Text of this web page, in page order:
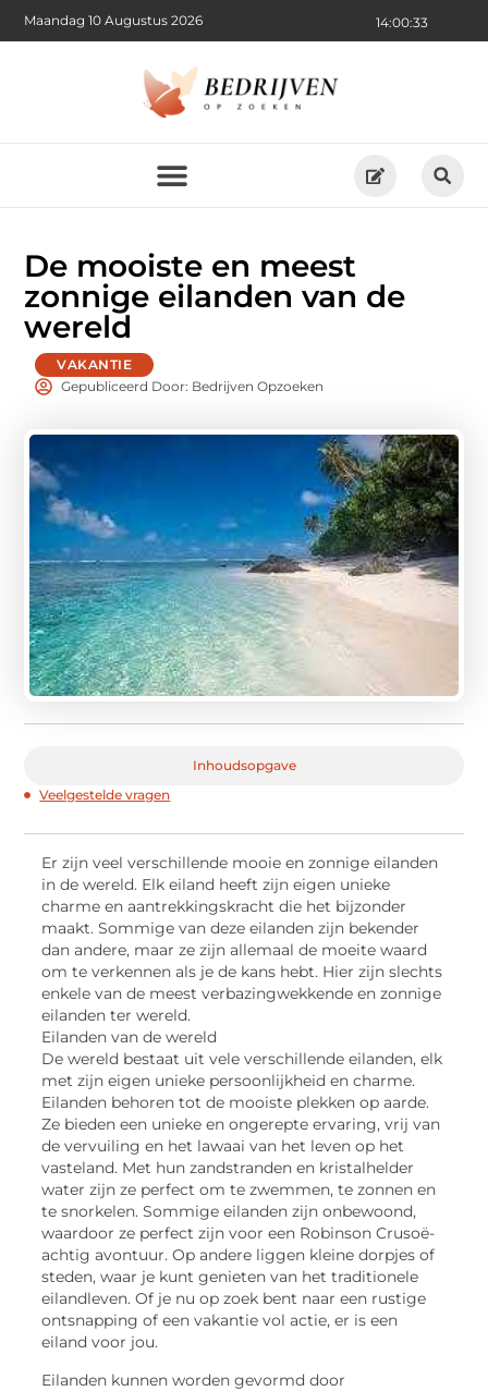
14:00:34
Maandag 10 Augustus 2026
De mooiste en meest
zonnige eilanden van de
wereld
VAKANTIE
Gepubliceerd Door: Bedrijven Opzoeken
Inhoudsopgave
Veelgestelde vragen
Er zijn veel verschillende mooie en zonnige eilanden
in de wereld. Elk eiland heeft zijn eigen unieke
charme en aantrekkingskracht die het bijzonder
maakt. Sommige van deze eilanden zijn bekender
dan andere, maar ze zijn allemaal de moeite waard
om te verkennen als je de kans hebt. Hier zijn slechts
enkele van de meest verbazingwekkende en zonnige
eilanden ter wereld.
Eilanden van de wereld
De wereld bestaat uit vele verschillende eilanden, elk
met zijn eigen unieke persoonlijkheid en charme.
Eilanden behoren tot de mooiste plekken op aarde.
Ze bieden een unieke en ongerepte ervaring, vrij van
de vervuiling en het lawaai van het leven op het
vasteland. Met hun zandstranden en kristalhelder
water zijn ze perfect om te zwemmen, te zonnen en
te snorkelen. Sommige eilanden zijn onbewoond,
waardoor ze perfect zijn voor een Robinson Crusoë-
achtig avontuur. Op andere liggen kleine dorpjes of
steden, waar je kunt genieten van het traditionele
eilandleven. Of je nu op zoek bent naar een rustige
ontsnapping of een vakantie vol actie, er is een
eiland voor jou.
Eilanden kunnen worden gevormd door